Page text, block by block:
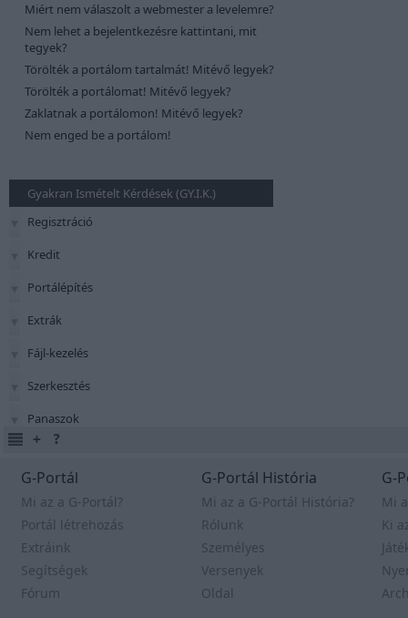
Miért nem válaszolt a webmester a levelemre?
Nem lehet a bejelentkezésre kattintani, mit
tegyek?
Törölték a portálom tartalmát! Mitévő legyek?
Törölték a portálomat! Mitévő legyek?
Zaklatnak a portálomon! Mitévő legyek?
Nem enged be a portálom!
Gyakran Ismételt Kérdések (GY.I.K.)
Regisztráció
Kredit
Portálépítés
Extrák
Fájl-kezelés
Szerkesztés
Panaszok
G-Portál
Mi az a G-Portál?
Portál létrehozás
Extráink
Segítségek
Fórum
G-Portál História
Mi az a G-Portál História?
Rólunk
Személyes
Versenyek
Oldal
G-
Mi
Ki